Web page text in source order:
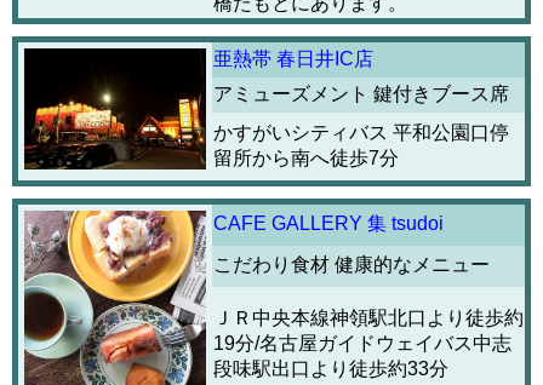
亜熱帯 春日井IC店
アミューズメント 鍵付きブース席
かすがいシティバス 平和公園口停
留所から南へ徒歩7分
CAFE GALLERY 集 tsudoi
こだわり食材 健康的なメニュー
ＪＲ中央本線神領駅北口より徒歩約
19分/名古屋ガイドウェイバス中志
段味駅出口より徒歩約33分